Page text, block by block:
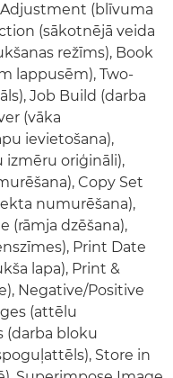
(blīvuma
(sākotnējā veida
režīms), Book
lappusēm), Two-
Job Build (darba
(vāka
ievietošana),
izmēru oriģināli),
Copy Set
numurēšana),
(rāmja dzēšana),
Print Date
lapa), Print &
Negative/Positive
(attēlu
(darba bloku
Store in